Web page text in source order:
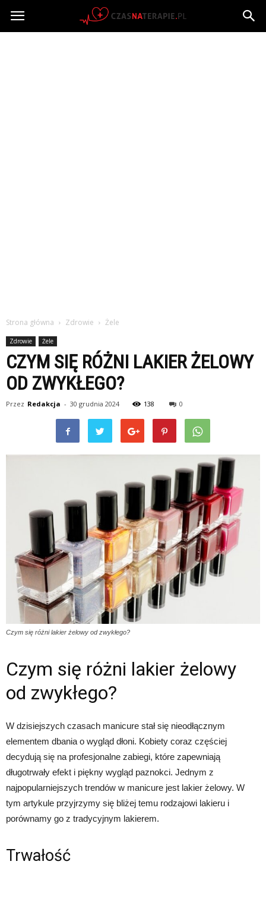
Czasnaterapie.pl
Strona główna Zdrowie Żele
Zdrowie Żele
CZYM SIĘ RÓŻNI LAKIER ŻELOWY
OD ZWYKŁEGO?
Przez Redakcja - 30 grudnia 2024 138 0
Czym się różni lakier żelowy od zwykłego?
Czym się różni lakier żelowy
od zwykłego?
W dzisiejszych czasach manicure stał się nieodłącznym
elementem dbania o wygląd dłoni. Kobiety coraz częściej
decydują się na profesjonalne zabiegi, które zapewniają
długotrwały efekt i piękny wygląd paznokci. Jednym z
najpopularniejszych trendów w manicure jest lakier żelowy. W
tym artykule przyjrzymy się bliżej temu rodzajowi lakieru i
porównamy go z tradycyjnym lakierem.
Trwałość